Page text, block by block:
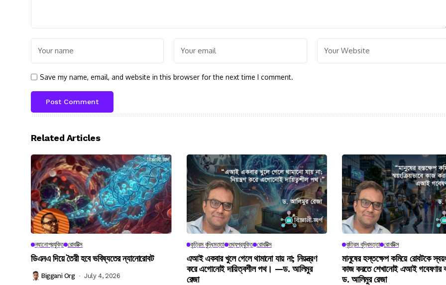
Save my name, email, and website in this browser for the next time I comment.
Related Articles
ন্যানোপ্রযুক্তি রোবটিক্স
ডিএনএ দিয়ে তৈরী হবে ভবিষ্যতের ন্যানোরোবট
Biggani Org July 4, 2026
কৃত্রিম বুদ্ধিমত্তা তথ্যপ্রযুক্তি রোবটিক্স
এআই একবার খুলে গেলে থামানো যায় না; নিয়ন্ত্রণ
করে এগোনোই দায়িত্বশীল পথ। —ড. আলিমুর
রেজা
কৃত্রিম বুদ্ধিমত্তা রোবটিক্স
মানুষের হস্তক্ষেপ কমিয়ে রোবটকে
কাজ করতে শেখানোই এআই
ড. আলিমুর রেজা